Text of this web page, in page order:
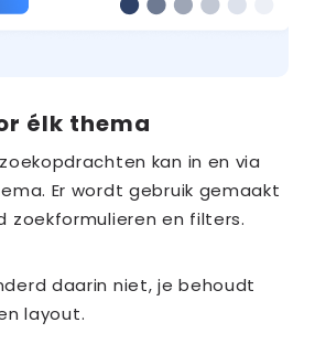
élk thema
kan in en via
Er wordt gebruik gemaakt
zoekformulieren en filters.
daarin niet, je behoudt
layout.